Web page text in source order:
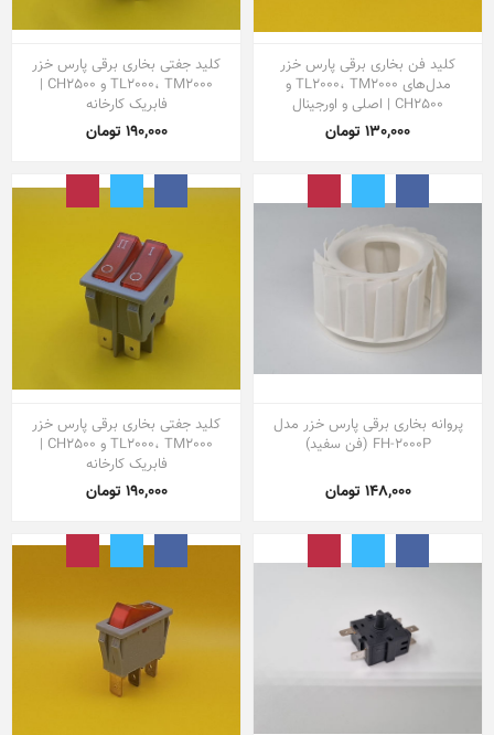
کلید فن بخاری برقی پارس خزر
مدل‌های TL2000، TM2000 و
CH2500 | اصلی و اورجینال
130,000 تومان
کلید جفتی بخاری برقی پارس خزر
TL2000، TM2000 و CH2500 |
فابریک کارخانه
190,000 تومان
پروانه بخاری برقی پارس خزر مدل
FH-2000P (فن سفید)
148,000 تومان
کلید جفتی بخاری برقی پارس خزر
TL2000، TM2000 و CH2500 |
فابریک کارخانه
190,000 تومان